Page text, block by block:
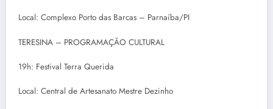
Local: Complexo Porto das Barcas – Parnaíba/PI
TERESINA – PROGRAMAÇÃO CULTURAL
19h: Festival Terra Querida
Local: Central de Artesanato Mestre Dezinho